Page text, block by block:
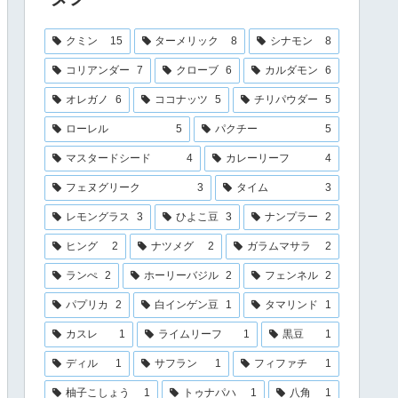
クミン 15 ターメリック 8 シナモン 8
コリアンダー 7 クローブ 6 カルダモン 6
オレガノ 6 ココナッツ 5 チリパウダー 5
ローレル 5 パクチー 5
マスタードシード 4 カレーリーフ 4
フェヌグリーク 3 タイム 3
レモングラス 3 ひよこ豆 3 ナンプラー 2
ヒング 2 ナツメグ 2 ガラムマサラ 2
ランぺ 2 ホーリーバジル 2 フェンネル 2
パプリカ 2 白インゲン豆 1 タマリンド 1
カスレ 1 ライムリーフ 1 黒豆 1
ディル 1 サフラン 1 フィファチ 1
柚子こしょう 1 トゥナパハ 1 八角 1